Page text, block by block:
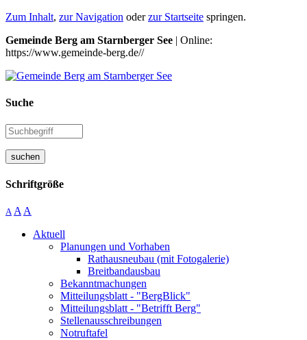
Zum Inhalt, zur Navigation oderzur Startseite springen.
Gemeinde Berg am Starnberger See | Online:
https://www.gemeinde-berg.de//
Suche
suchen
Schriftgröße
A A A
Aktuell
Planungen und Vorhaben
Rathausneubau (mit Fotogalerie)
Breitbandausbau
Bekanntmachungen
Mitteilungsblatt - "BergBlick"
Mitteilungsblatt - "Betrifft Berg"
Stellenausschreibungen
Notruftafel